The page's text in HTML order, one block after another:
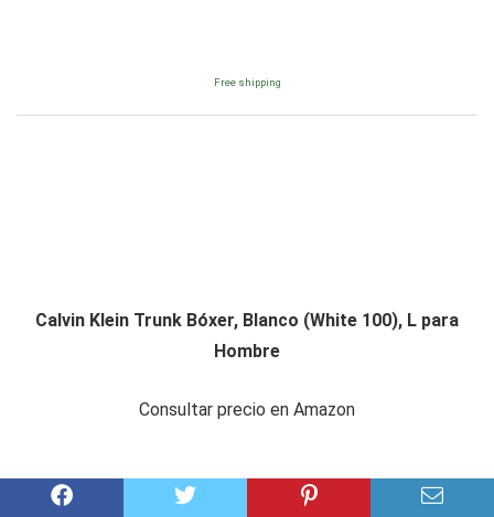
Free shipping
Calvin Klein Trunk Bóxer, Blanco (White 100), L para
Hombre
Consultar precio en Amazon